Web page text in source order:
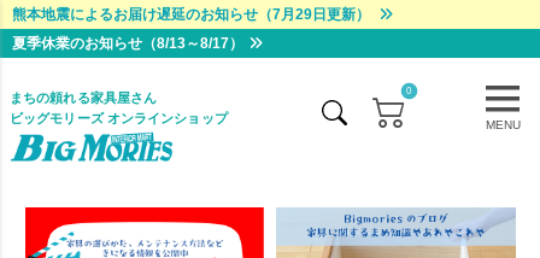
熊本地震によるお届け遅延のお知らせ（7月29日更新）
夏季休業のお知らせ（8/13～8/17）
MENU
まちの頼れる家具屋さん
ビッグモリーズ オンラインショップ
0